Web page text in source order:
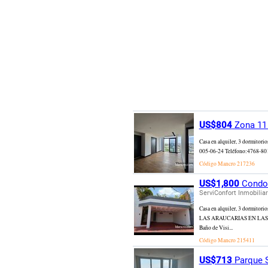
US$804Zona 11
Casa en alquiler, 3
005-06-24 Teléfono:4768-
Código Mancro217236
US$1,800
ServiConfort
Casa en alquiler, 3
LAS ARAUCARIAS EN LAS
Baño de Visi...
Código Mancro215411
US$713Parque